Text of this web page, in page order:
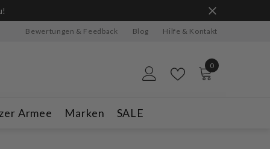
Bewertungen & Feedback Blog Hilfe & Kontakt
0
0
Armee Marken SALE